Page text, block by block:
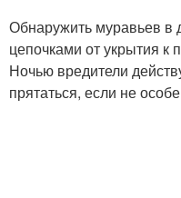
Обнаружить муравьев в
цепочками от укрытия к
Ночью вредители
прятаться, если не